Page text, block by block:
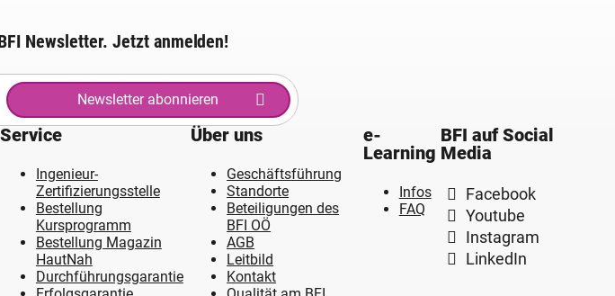
Newsletter. Jetzt anmelden!
Newsletter abonnieren
Service
Ingenieur-
Zertifizierungsstelle
Bestellung
Kursprogramm
Bestellung Magazin
HautNah
Durchführungsgarantie
Über uns
Geschäftsführung
Standorte
Beteiligungen des
BFI OÖ
AGB
Leitbild
Kontakt
e-
Learning
Infos
FAQ
BFI auf Social
Media
Facebook
Youtube
Instagram
LinkedIn